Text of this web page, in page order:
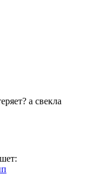
а свекла